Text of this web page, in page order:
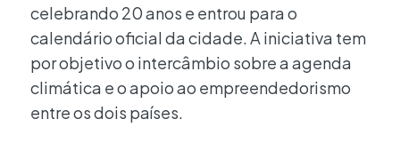
celebrando 20 anos e entrou para o
calendário oficial da cidade. A iniciativa tem
por objetivo o intercâmbio sobre a agenda
climática e o apoio ao empreendedorismo
entre os dois países.